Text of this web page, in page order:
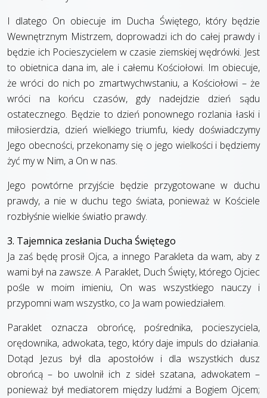
I dlatego On obiecuje im Ducha Świętego, który będzie
Wewnętrznym Mistrzem, doprowadzi ich do całej prawdy i
będzie ich Pocieszycielem w czasie ziemskiej wędrówki. Jest
to obietnica dana im, ale i całemu Kościołowi. Im obiecuje,
że wróci do nich po zmartwychwstaniu, a Kościołowi – że
wróci na końcu czasów, gdy nadejdzie dzień sądu
ostatecznego. Będzie to dzień ponownego rozlania łaski i
miłosierdzia, dzień wielkiego triumfu, kiedy doświadczymy
Jego obecności, przekonamy się o jego wielkości i będziemy
żyć my w Nim, a On w nas.
Jego powtórne przyjście będzie przygotowane w duchu
prawdy, a nie w duchu tego świata, ponieważ w Kościele
rozbłyśnie wielkie światło prawdy.
3. Tajemnica zesłania Ducha Świętego
Ja zaś będę prosił Ojca, a innego Parakleta da wam, aby z
wami był na zawsze. A Paraklet, Duch Święty, którego Ojciec
pośle w moim imieniu, On was wszystkiego nauczy i
przypomni wam wszystko, co Ja wam powiedziałem.
Paraklet oznacza obrońcę, pośrednika, pocieszyciela,
orędownika, adwokata, tego, który daje impuls do działania.
Dotąd Jezus był dla apostołów i dla wszystkich dusz
obrońcą – bo uwolnił ich z sideł szatana, adwokatem –
ponieważ był mediatorem między ludźmi a Bogiem Ojcem;